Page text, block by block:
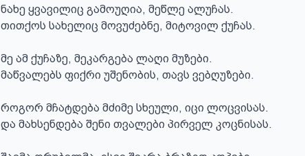
ნახე ყვავილიც გამოუღია, მეწლე ალუჩას.
თითქოს სახელიც მოვუძებნე, მიტოვილ ქუჩას.
მე ამ ქუჩაზე, მეკარგება ლაღი მუზები.
მაწვალებს ფიქრი უშენობის, თავს ვებღუზები.
როგორ მჩატდება მძიმე სხეული, იცი ლოცვისას.
და მახსენდება შენი თვალები პირველ კოცნისას.